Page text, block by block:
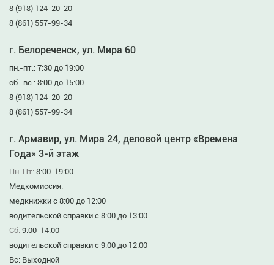
8 (918) 124-20-20
8 (861) 557-99-34
г. Белореченск, ул. Мира 60
пн.-пт.: 7:30 до 19:00
сб.-вс.: 8:00 до 15:00
8 (918) 124-20-20
8 (861) 557-99-34
г. Армавир, ул. Мира 24, деловой центр «Времена
Года» 3-й этаж
Пн-Пт: 8:00-19:00
Медкомиссия:
медкнижки с 8:00 до 12:00
водительской справки с 8:00 до 13:00
Сб: 9:00-14:00
водительской справки с 9:00 до 12:00
Вс: Выходной